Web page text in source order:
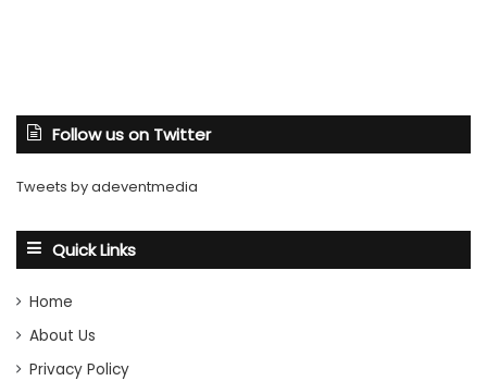
Follow us on Twitter
Tweets by adeventmedia
Quick Links
Home
About Us
Privacy Policy